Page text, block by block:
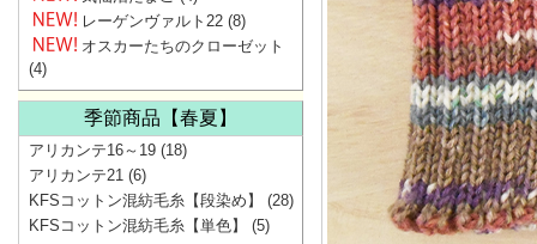
レーゲンヴァルト22 (8)
オスカーたちのクローゼット
(4)
季節商品【春夏】
アリカンテ16～19 (18)
アリカンテ21 (6)
KFSコットン混紡毛糸【段染め】
(28)
KFSコットン混紡毛糸【単色】
(5)